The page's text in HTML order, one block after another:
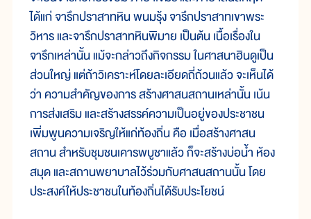
ได้แก่ จารึกปราสาทหิน พนมรุ้ง จารึกปราสาทเขาพระ
วิหาร และจารึกปราสาทหินพิมาย เป็นต้น เนื้อเรื่องใน
จารึกเหล่านั้น แม้จะกล่าวถึงกิจกรรม ในศาสนาฮินดูเป็น
ส่วนใหญ่ แต่ถ้าวิเคราะห์โดยละเอียดถี่ถ้วนแล้ว จะเห็นได้
ว่า ความสำคัญของการ สร้างศาสนสถานเหล่านั้น เน้น
การส่งเสริม และสร้างสรรค์ความเป็นอยู่ของประชาชน
เพิ่มพูนความเจริญให้แก่ท้องถิ่น คือ เมื่อสร้างศาสน
สถาน สำหรับชุมชนเคารพบูชาแล้ว ก็จะสร้างบ่อน้ำ ห้อง
สมุด และสถานพยาบาลไว้ร่วมกับศาสนสถานนั้น โดย
ประสงค์ให้ประชาชนในท้องถิ่นได้รับประโยชน์